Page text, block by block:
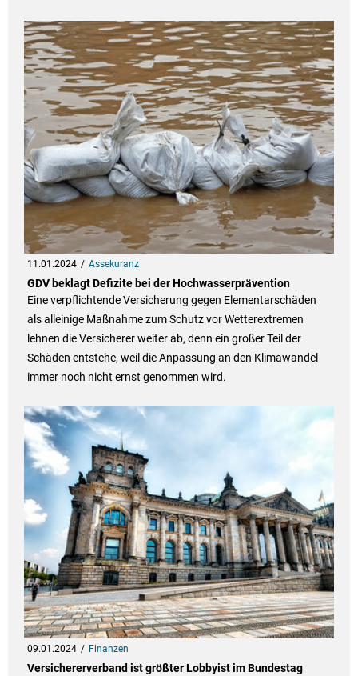
11.01.2024 Assekuranz
GDV beklagt Defizite bei der Hochwasserprävention
Eine verpflichtende Versicherung gegen Elementarschäden
als alleinige Maßnahme zum Schutz vor Wetterextremen
lehnen die Versicherer weiter ab, denn ein großer Teil der
Schäden entstehe, weil die Anpassung an den Klimawandel
immer noch nicht ernst genommen wird.
09.01.2024 Finanzen
Versichererverband ist größter Lobbyist im Bundestag